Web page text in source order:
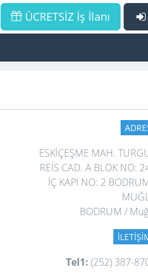
ÜCRETSİZ İş İlanı
ESKİÇEŞME MAH.
REİS CAD. A BLOK NO:
İÇ KAPI NO: 2
BODRUM /
Tel1: (252) 387-